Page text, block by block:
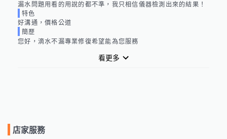
漏水問題用看的用說的都不準，我只相信儀器檢測出來的結果！
特色
好溝通，價格公道
簡歷
您好，滴水不漏專業修復希望能為您服務
看更多
店家服務